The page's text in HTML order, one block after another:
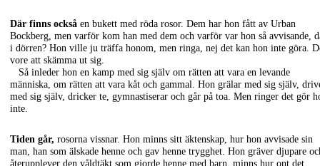
Där finns också en bukett med röda rosor. Dem har hon fått av Urban
Bockberg, men varför kom han med dem och varför var hon så avvisande,
i dörren? Hon ville ju träffa honom, men ringa, nej det kan hon inte göra.
vore att skämma ut sig.
Så inleder hon en kamp med sig själv om rätten att vara en levande
människa, om rätten att vara kåt och gammal. Hon grälar med sig själv,
med sig själv, dricker te, gymnastiserar och går på toa. Men ringer det gör
inte.
Tiden går, rosorna vissnar. Hon minns sitt äktenskap, hur hon avvisade sin
man, han som älskade henne och gav henne trygghet. Hon gräver djupare
återupplever den våldtäkt som gjorde henne med barn, minns hur ont det